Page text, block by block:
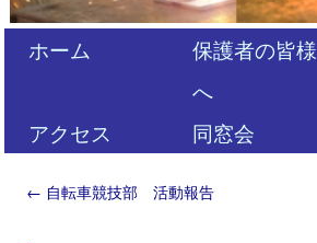
ホーム
保護者の皆様
へ
アクセス
同窓会
← 自転車競技部 活動報告